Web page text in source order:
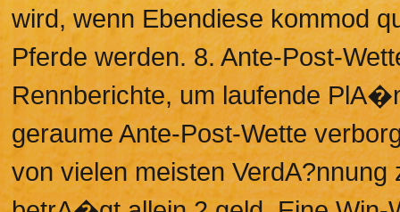
wird, wenn Ebendiese kommod
Pferde werden. 8. Ante-Post-
Rennberichte, um laufende
geraume Ante-Post-Wette
von vielen meisten